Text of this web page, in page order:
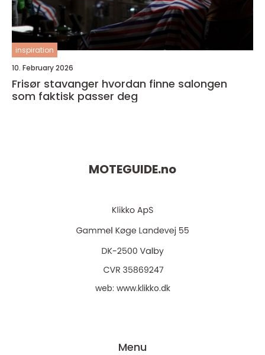
inspiration
10. February 2026
Frisør stavanger hvordan finne salongen
som faktisk passer deg
MOTEGUIDE.no
web: www.klikko.dk
Menu